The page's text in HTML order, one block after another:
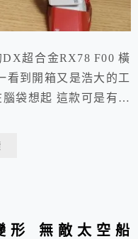
超合金RX78 F00 橫
看到開箱又是浩大的工
袋想起 這款可是有內
形 無敵太空船